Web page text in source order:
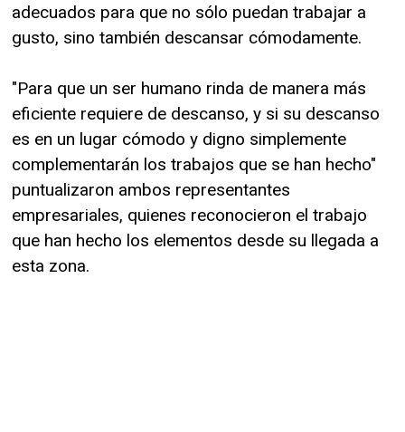
adecuados para que no sólo puedan trabajar a
gusto, sino también descansar cómodamente.
"Para que un ser humano rinda de manera más
eficiente requiere de descanso, y si su descanso
es en un lugar cómodo y digno simplemente
complementarán los trabajos que se han hecho"
puntualizaron ambos representantes
empresariales, quienes reconocieron el trabajo
que han hecho los elementos desde su llegada a
esta zona.